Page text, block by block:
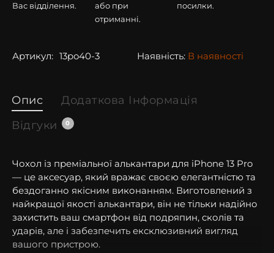
Вас відділення.
або при
отриманні.
посилки.
Артикул: 13po40-3 Наявність: В наявності
Опис
Додаткова Інформація
Відгуки
0
Чохол із преміальної алькантари для iPhone 13 Pro
— це аксесуар, який вражає своєю елегантністю та
бездоганно якісним виконанням. Виготовлений з
найкращої якості алькантари, він не тільки надійно
захистить ваш смартфон від подряпин, сколів та
ударів, але і забезпечить ексклюзивний вигляд
вашого пристрою.